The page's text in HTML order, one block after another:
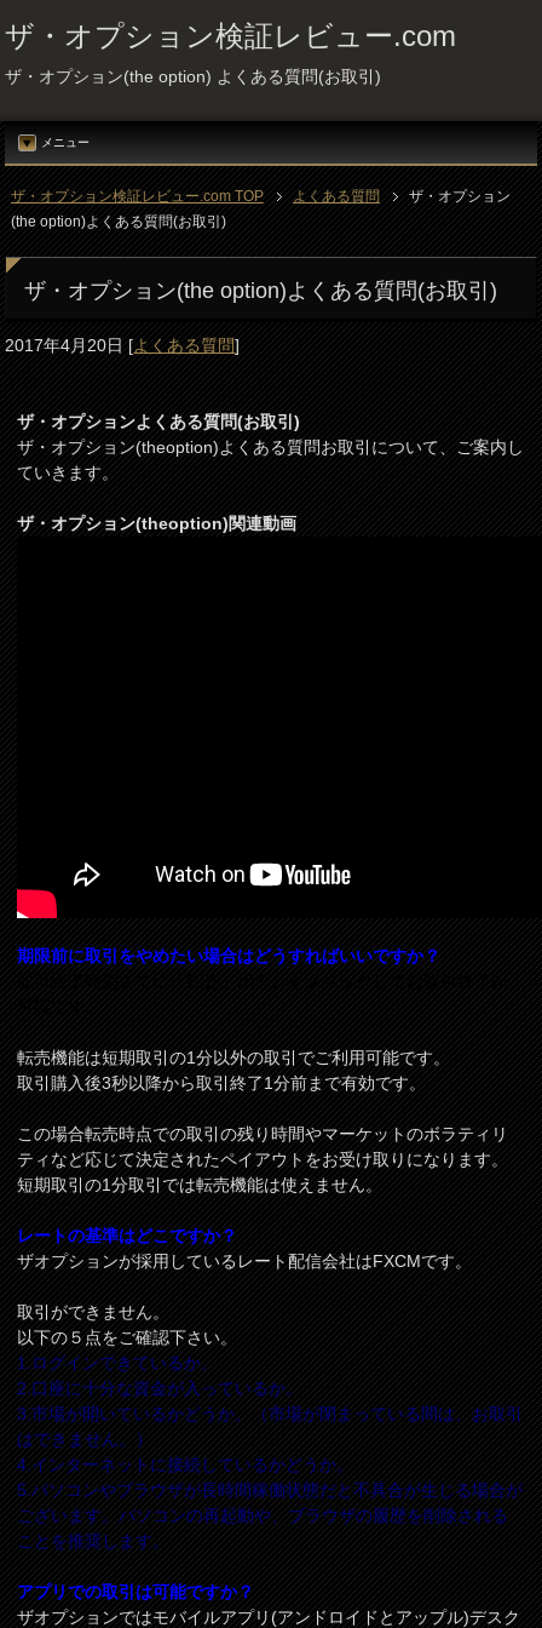
ザ・オプション検証レビュー.com
ザ・オプション(the option) よくある質問(お取引)
メニュー
ザ・オプション検証レビュー.com TOP よくある質問
ザ・オプション
(the option)よくある質問(お取引)
ザ・オプション(the option)よくある質問(お取引)
2017年4月20日[よくある質問]
ザ・オプションよくある質問(お取引)
ザ・オプション(theoption)よくある質問お取引について、ご案内し
ていきます。
ザ・オプション(theoption)関連動画
期限前に取引をやめたい場合はどうすればいいですか？
取引終了時刻までに「転売」ボタンをクリックしてお取引終了が
可能です。
転売機能は短期取引の1分以外の取引でご利用可能です。
取引購入後3秒以降から取引終了1分前まで有効です。
この場合転売時点での取引の残り時間やマーケットのボラティリ
ティなど応じて決定されたペイアウトをお受け取りになります。
短期取引の1分取引では転売機能は使えません。
レートの基準はどこですか？
ザオプションが採用しているレート配信会社はFXCMです。
取引ができません。
以下の５点をご確認下さい。
1.ログインできているか。
2.口座に十分な資金が入っているか。
3.市場が開いているかどうか。（市場が閉まっている間は、お取引
はできません。）
4.インターネットに接続しているかどうか。
5.パソコンやブラウザが長時間稼働状態だと不具合が生じる場合が
ございます。パソコンの再起動や、ブラウザの履歴を削除される
ことを推奨します。
アプリでの取引は可能ですか？
ザオプションではモバイルアプリ(アンドロイドとアップル)デスク